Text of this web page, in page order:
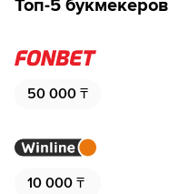
Топ-5 букмекеров
50 000 ₸
10 000 ₸